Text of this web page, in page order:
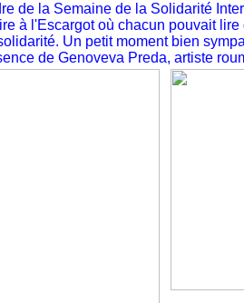
de la Semaine de la Solidarité
à l'Escargot où chacun pouvait
Un petit moment bien
de Genoveva Preda, artiste